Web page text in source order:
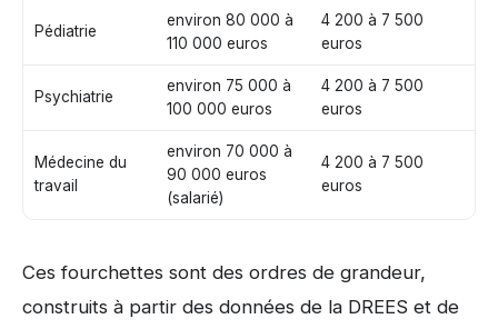
Pédiatrie
environ 80 000 à
110 000 euros
4 200 à 7 500
euros
Psychiatrie
environ 75 000 à
100 000 euros
4 200 à 7 500
euros
Médecine du
travail
environ 70 000 à
90 000 euros
(salarié)
4 200 à 7 500
euros
Ces fourchettes sont des ordres de grandeur,
construits à partir des données de la DREES et de